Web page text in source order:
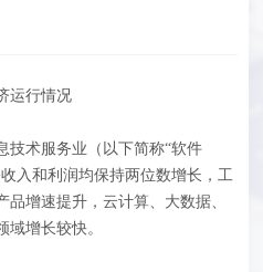
运行情况
技术服务业（以下简称“软件
入和利润均保持两位数增长，工
增速提升，云计算、大数据、
域增长较快。